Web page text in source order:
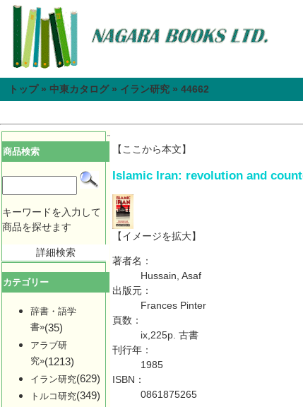
トップ» 中東カタログ» イラン研究 » 44662
商品検索
キーワードを入力して
商品を探せます
詳細検索
カテゴリー
辞書・語学
書»(35)
アラブ研
究»(1213)
イラン研究(629)
トルコ研究(349)
【ここから本文】
Islamic Iran: revolution and
【イメージを拡大】
著者名：
Hussain, Asaf
出版元：
Frances Pinter
頁数：
ix,225p. 古書
刊行年：
1985
ISBN：
0861875265